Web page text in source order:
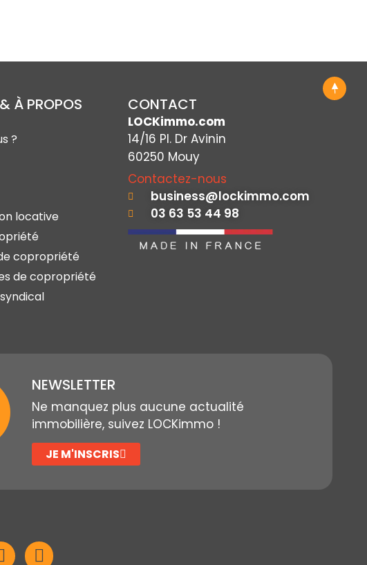
À PROPOS
?
locative
copropriété
de copropriété
CONTACT
LOCKimmo.com
14/16 Pl. Dr Avinin
60250 Mouy
Contactez-nous
business@lockimmo.com
03 63 53 44 98
NEWSLETTER
Ne manquez plus aucune actualité
immobilière, suivez LOCKimmo !
JE M'INSCRIS